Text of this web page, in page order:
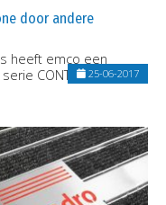
door andere
heeft emco een
CONTURA.25-06-2017